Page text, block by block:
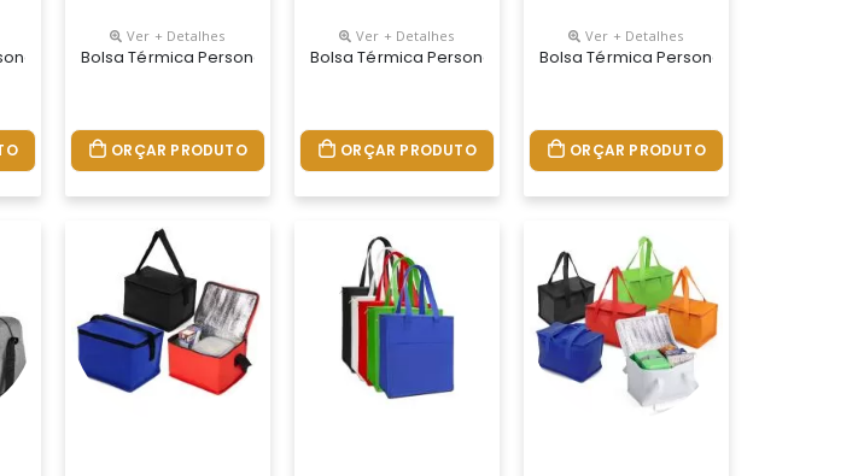
Ver + Detalhes
Bolsa Térmica Personalizada
ORÇAR PRODUTO
Ver + Detalhes
Bolsa Térmica Personalizada
ORÇAR PRODUTO
Ver + Detalhes
Bolsa Térmica Personalizada
ORÇAR PRODUTO